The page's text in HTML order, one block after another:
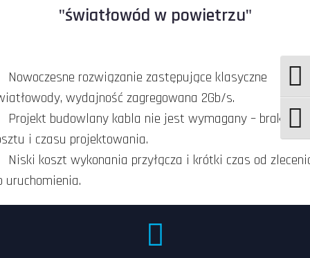
"światłowód w powietrzu"
Nowoczesne rozwiązanie zastępujące klasyczne
wydajność zagregowana 2Gb/s.
Projekt budowlany kabla nie jest wymagany – brak
i czasu projektowania.
Niski koszt wykonania przyłącza i krótki czas od
uruchomienia.